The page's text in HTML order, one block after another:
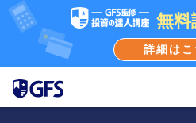
無料
詳細はこ